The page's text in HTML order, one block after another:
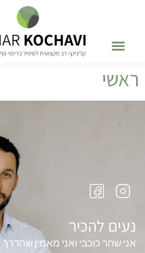
ראשי
נעים להכיר
אני שחר כוכבי ואני מאמין שהדרך